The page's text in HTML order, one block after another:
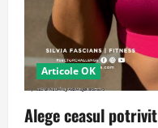
Articole OK
Alege ceasul potrivit